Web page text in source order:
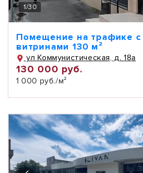
1/30
Помещение на трафике
витринами 130 м²
ул Коммунистическая, д. 18а
130 000 руб.
1 000 руб./м²